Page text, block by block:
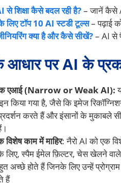
से शिक्षा कैसे बदल रही है?– जानें कैसे
टॉप 10 AI स्टडी टूल्स– पढ़ाई
क्या है और कैसे सीखें?– AI से
आधार पर AI के
एआई (Narrow or Weak AI):
किया गया है, जैसे कि इमेज
करते हैं और इंसानों के मुकाबले
विशेष काम में माहिर: नैरो AI को एक
लिए, स्पैम ईमेल फ़िल्टर, चेस खेलने
अच्छे होते हैं जिनके लिए उन्हें
हैं